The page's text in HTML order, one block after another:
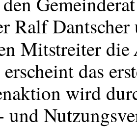
Ralf Dantscher
Mitstreiter die
das
wird
und